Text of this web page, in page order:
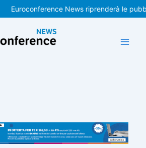
Euroconference News riprenderà le